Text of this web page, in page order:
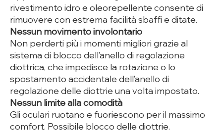
rivestimento idro e oleorepellente consente di
rimuovere con estrema facilità sbaffi e ditate.
Nessun movimento involontario
Non perderti più i momenti migliori grazie al
sistema di blocco dell’anello di regolazione
diottrica, che impedisce la rotazione o lo
spostamento accidentale dell’anello di
regolazione delle diottrie una volta impostato.
Nessun limite alla comodità
Gli oculari ruotano e fuoriescono per il massimo
comfort. Possibile blocco delle diottrie.